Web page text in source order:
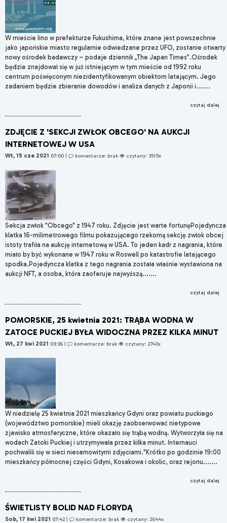
W mieście Iino w prefekturze Fukushima, które znane jest powszechnie
jako japońskie miasto regularnie odwiedzane przez UFO, zostanie otwarty
nowy ośrodek badawczy – podaje dziennik „The Japan Times”.Ośrodek
będzie znajdował się w już istniejącym w tym mieście od 1992 roku
centrum poświęconym niezidentyfikowanym obiektom latającym. Jego
zadaniem będzie zbieranie dowodów i analiza danych z Japonii i.......
czytaj dalej
ZDJĘCIE Z 'SEKCJI ZWŁOK OBCEGO' NA AUKCJI
INTERNETOWEJ W USA
Wt, 15 cze 2021 07:00 komentarze: brak czytany: 3519x
Sekcja zwłok "Obcego" z 1947 roku. Zdjęcie jest warte fortunęPojedyncza
klatka 16-milimetrowego filmu pokazującego rzekomą sekcję zwłok obcej
istoty trafiła na aukcję internetową w USA. To jeden kadr z nagrania, które
miało by być wykonane w 1947 roku w Roswell po katastrofie latającego
spodka.Pojedyncza klatka z tego nagrania została właśnie wystawiona na
aukcji NFT, a osoba, która zaoferuje najwyższą.......
czytaj dalej
POMORSKIE, 25 kwietnia 2021: TRĄBA WODNA W
ZATOCE PUCKIEJ BYŁA WIDOCZNA PRZEZ KILKA MINUT
Wt, 27 kwi 2021 03:36 | komentarze: brak czytany: 2740x
W niedzielę 25 kwietnia 2021 mieszkańcy Gdyni oraz powiatu puckiego
(województwo pomorskie) mieli okazję zaobserwować nietypowe
zjawisko atmosferyczne, które okazało się trąbą wodną. Wytworzyła się na
wodach Zatoki Puckiej i utrzymywała przez kilka minut. Internauci
pochwalili się w sieci niesamowitymi zdjęciami."Krótko po godzinie 19:00
mieszkańcy północnej części Gdyni, Kosakowa i okolic, oraz rejonu.......
czytaj dalej
ŚWIETLISTY BOLID NAD FLORYDĄ
Sob, 17 kwi 2021 07:42 | komentarze: brak czytany: 2644x